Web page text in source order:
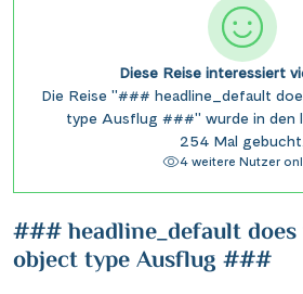
### headline_default
object type Ausflug ###
Diese Reise interessiert
Die Reise "### headline_default
type Ausflug ###" wurde in den
254 Mal gebucht.
4 weitere Nutzer